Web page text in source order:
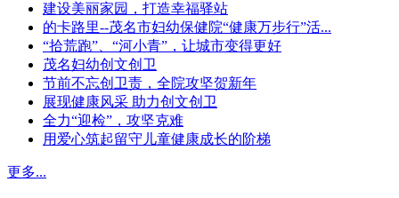
建设美丽家园，打造幸福驿站
的卡路里--茂名市妇幼保健院“健康万步行”活...
“拾荒跑”、“河小青”，让城市变得更好
茂名妇幼创文创卫
节前不忘创卫责，全院攻坚贺新年
展现健康风采 助力创文创卫
全力“迎检”，攻坚克难
用爱心筑起留守儿童健康成长的阶梯
更多...